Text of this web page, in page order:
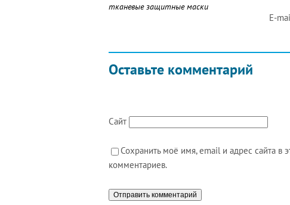
тканевые защитные маски
Оставьте комментарий
E-
Сайт
Сохранить моё имя, email и адрес сайта
комментариев.